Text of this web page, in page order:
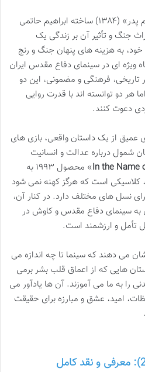
از سوی دیگر، فیلم ایرانی «به نام پدر» (۱۳۸۴) ساخته ابراهیم حاتمی
جنگ و تأثیر آن بر زندگی یک
به هزینه های پنهان جنگ و رنج
ویژه ای در سینمای دفاع مقدس ایران
فرهنگی و مضمونی، این دو
هر دو توانسته اند با قدرت روایی
دعوت کنند.
عمیق از یک داستان واقعی، بازی های
شمول درباره عدالت و انسانیت
In the Name
» محصول ۱۹۹۳ به
است که هرگز کهنه نمی شود
نسل های مختلف دارد. در کنار آن،
به سینمای دفاع مقدس و کاوش در
تأمل و ارزشمند است.
می دهند که سینما تا چه اندازه می
هایی که از اعماق قلب بشر برمی
را به ما می آموزند. آن ها یادآور می
امید، عشق و مبارزه برای حقیقت